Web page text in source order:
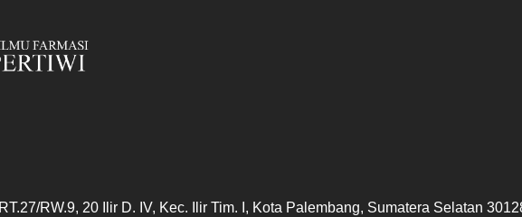
RW.9, 20 Ilir D. IV, Kec. Ilir Tim. I, Kota Palembang, Sumatera Selatan